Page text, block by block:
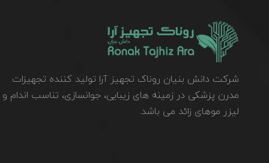
شرکت دانش بنیان روناک تجهیز آرا تولید کننده تجهیزات
مدرن پزشکی در زمینه های زیبایی، جوانسازی، تناسب اندام و
لیزر موهای زائد می باشد.